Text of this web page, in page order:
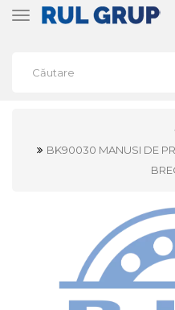
Toggle
BK90030 MANUSI DE